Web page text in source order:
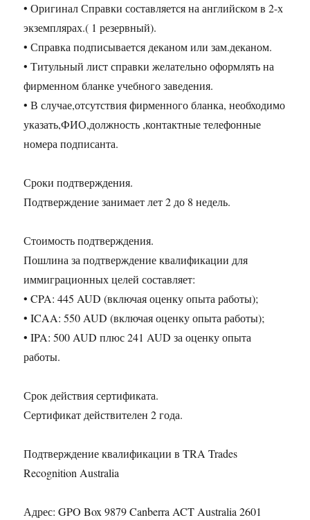
• Оригинал Справки составляется на английском в 2-х
экземплярах.( 1 резервный).
• Справка подписывается деканом или зам.деканом.
• Титульный лист справки желательно оформлять на
фирменном бланке учебного заведения.
• В случае,отсутствия фирменного бланка, необходимо
указать,ФИО,должность ,контактные телефонные
номера подписанта.
Сроки подтверждения.
Подтверждение занимает лет 2 до 8 недель.
Стоимость подтверждения.
Пошлина за подтверждение квалификации для
иммиграционных целей составляет:
• CPA: 445 AUD (включая оценку опыта работы);
• ICAA: 550 AUD (включая оценку опыта работы);
• IPA: 500 AUD плюс 241 AUD за оценку опыта
работы.
Срок действия сертификата.
Сертификат действителен 2 года.
Подтверждение квалификации в TRA Trades
Recognition Australia
Адрес: GPO Box 9879 Canberra ACT Australia 2601